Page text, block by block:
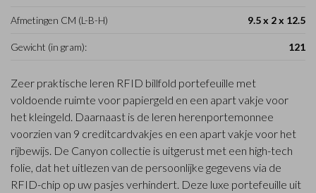
Afmetingen CM (L-B-H) 9.5 x 2 x 12.5
Gewicht (in gram): 121
Zeer praktische leren RFID billfold portefeuille met
voldoende ruimte voor papiergeld en een apart vakje voor
het kleingeld. Daarnaast is de leren herenportemonnee
voorzien van 9 creditcardvakjes en een apart vakje voor het
rijbewijs. De Canyon collectie is uitgerust met een high-tech
folie, dat het uitlezen van de persoonlijke gegevens via de
RFID-chip op uw pasjes verhindert. Deze luxe portefeuille uit